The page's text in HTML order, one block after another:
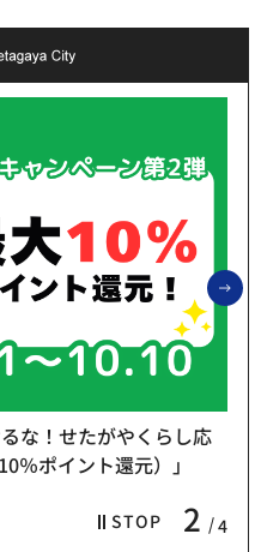
STOP 2 4
な！せたがやくらし応
％ポイント還元）」